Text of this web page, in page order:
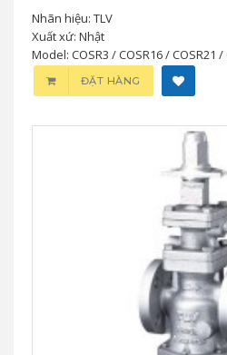
Nhãn hiệu: TLV
Xuất xứ: Nhật
Model: COSR3 / COSR16 / COSR21 /
ĐẶT HÀNG